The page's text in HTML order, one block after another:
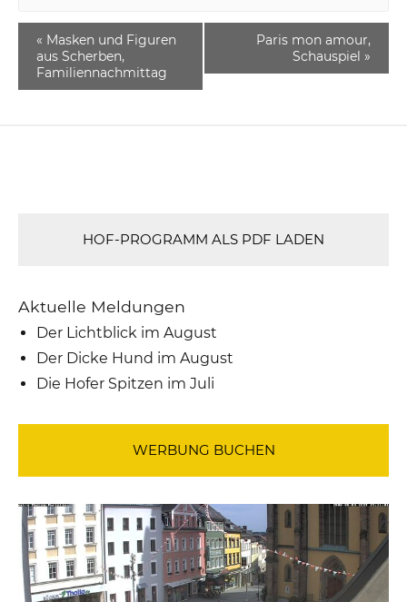
« Masken und Figuren
aus Scherben,
Familiennachmittag
Paris mon amour,
Schauspiel »
HOF-PROGRAMM ALS PDF LADEN
Aktuelle Meldungen
Der Lichtblick im August
Der Dicke Hund im August
Die Hofer Spitzen im Juli
WERBUNG BUCHEN